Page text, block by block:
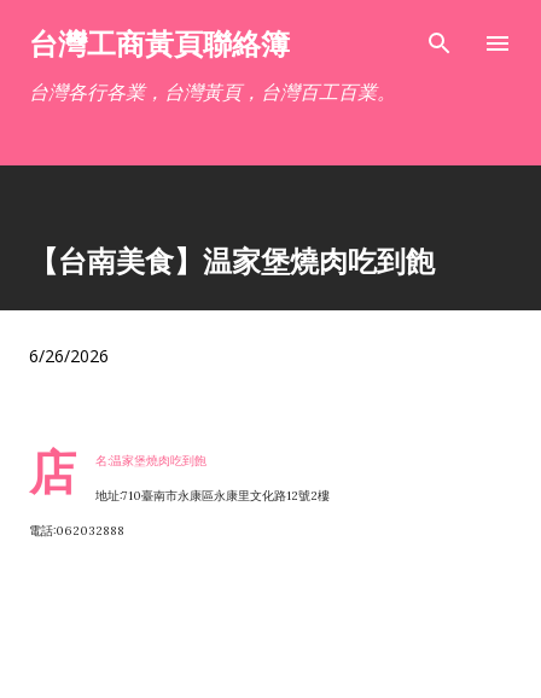
跳到主要內容
台灣工商黃頁聯絡簿
台灣各行各業，台灣黃頁，台灣百工百業。
【台南美食】温家堡燒肉吃到飽
6/26/2026
店 名:温家堡燒肉吃到飽
地址:710臺南市永康區永康里文化路12號2樓
電話:062032888